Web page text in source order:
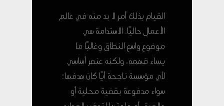
القيام بذلك أمر لا بد منه في عالم
الأعمال حاليًا. الاستدامة هي
موضوع واسع النطاق وغالبًا ما
يساء فهمه، ولكنه عنصر أساسي
لأي مؤسسة ناجحة أيًا كان هدفها؛
سواء مدفوعة بقضية محلية أو